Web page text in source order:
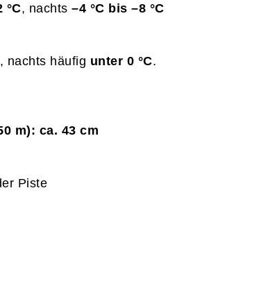
°C, nachts –4 °C bis –8 °C
, nachts häufig unter 0 °C.
m): ca. 43 cm
Piste